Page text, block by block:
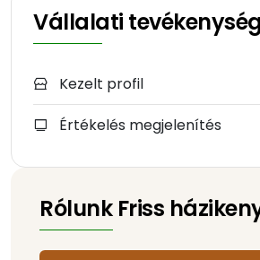
Vállalati tevékenység
Kezelt profil
Értékelés megjelenítés
Rólunk Friss